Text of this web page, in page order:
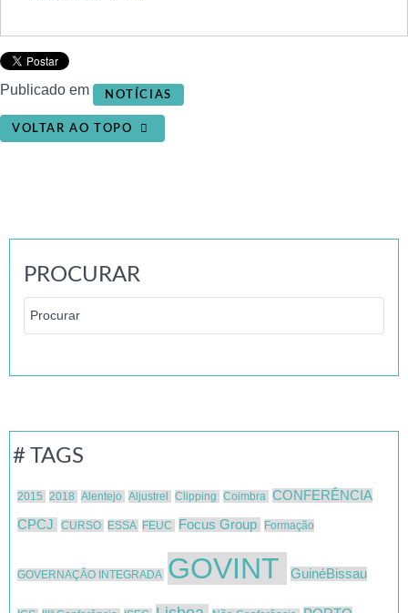
Publicado em NOTÍCIAS
VOLTAR AO TOPO
PROCURAR
# TAGS
2015 2018 Alentejo Aljustrel Clipping Coimbra CONFERÊNCIA
CPCJ
CURSO ESSA FEUC Focus Group Formação
GOVERNAÇÃO INTEGRADA GOVINT GuinéBissau